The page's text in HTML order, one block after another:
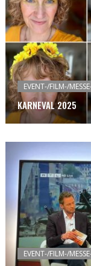
EVENT-/FILM-/
KARNEVAL 2025
EVENT-/FILM-/